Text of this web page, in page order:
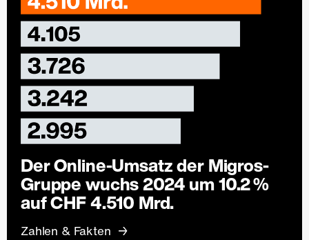
Der Online-Umsatz der Migros-
Gruppe wuchs 2024 um 10.2 %
auf CHF 4.510 Mrd.
Zahlen & Fakten